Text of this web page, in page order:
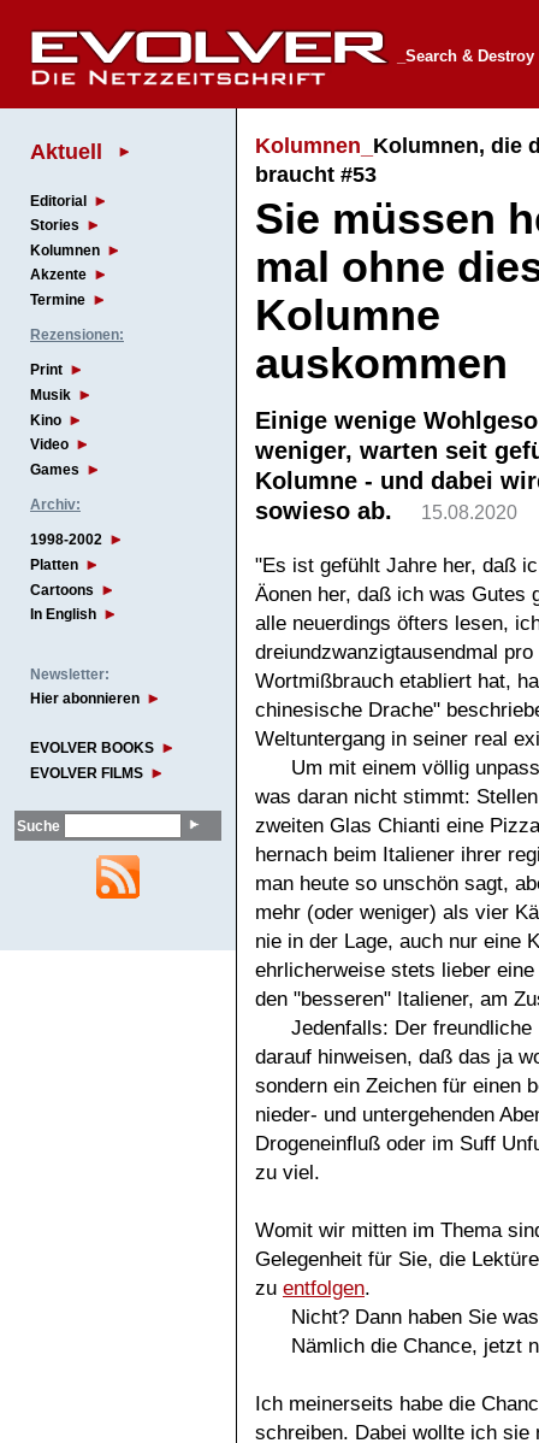
_Search & Destroy
Aktuell
Editorial
Stories
Kolumnen
Akzente
Termine
Rezensionen:
Print
Musik
Kino
Video
Games
Archiv:
1998-2002
Platten
Cartoons
In English
Newsletter:
Hier abonnieren
EVOLVER BOOKS
EVOLVER FILMS
Suche
Kolumnen_ Kolumnen, die
braucht #53
Sie müssen
mal ohne
Kolumne
auskommen
Einige wenige
weniger, warten seit
Kolumne - und dabei
sowieso ab.
15.08.2020
"Es ist gefühlt Jahre her, daß
Äonen her, daß ich was Gutes
alle neuerdings öfters lesen,
dreiundzwanzigtausendmal
Wortmißbrauch etabliert hat,
chinesische Drache"
Weltuntergang in seiner real
Um mit einem völlig
was daran nicht stimmt:
zweiten Glas Chianti eine
hernach beim Italiener ihrer
man heute so unschön sagt,
mehr (oder weniger) als vier
nie in der Lage, auch nur eine
ehrlicherweise stets lieber
den "besseren" Italiener, am
Jedenfalls: Der
darauf hinweisen, daß das ja
sondern ein Zeichen für einen
nieder- und untergehenden
Drogeneinfluß oder im Suff
zu viel.
Womit wir mitten im Thema
Gelegenheit für Sie, die
zu entfolgen.
Nicht? Dann haben Sie
Nämlich die Chance, jetzt
Ich meinerseits habe die
schreiben. Dabei wollte ich